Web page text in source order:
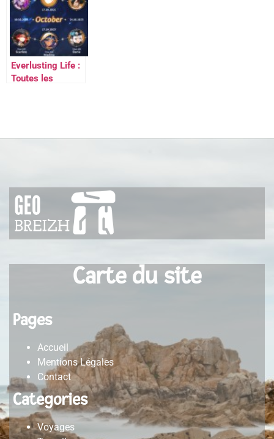
calvaire et
denonce Arcuri
pour violence de
genre
Everlusting Life :
Toutes les
Carte du site
Pages
Accueil
Mentions Légales
Contact
Categories
Voyages